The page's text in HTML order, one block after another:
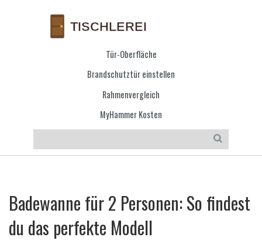
Tür-Oberfläche
Brandschutztür einstellen
Rahmenvergleich
MyHammer Kosten
Badewanne für 2 Personen: So findest
du das perfekte Modell